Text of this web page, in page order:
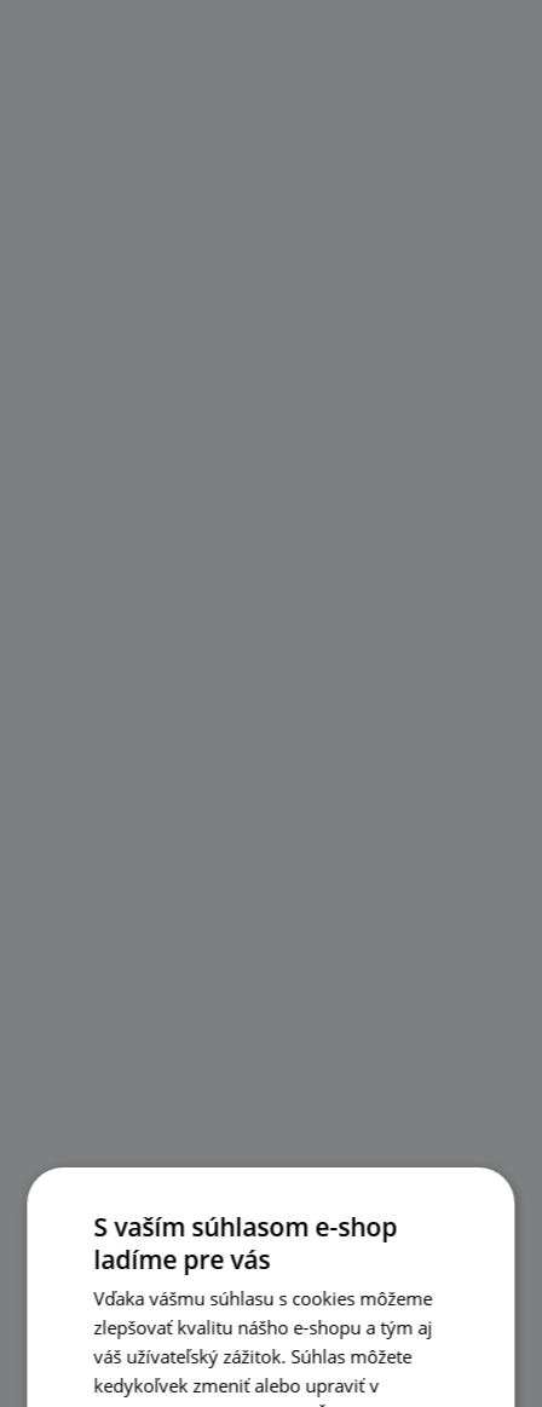
S vaším súhlasom e-shop
ladíme pre vás
Vďaka vášmu súhlasu s cookies môžeme
zlepšovať kvalitu nášho e-shopu a tým aj
váš užívateľský zážitok. Súhlas môžete
kedykoľvek zmeniť alebo upraviť v